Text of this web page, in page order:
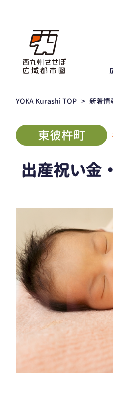
YOKA Kurashi TOP > 新着情
東彼杵町
出産祝い金